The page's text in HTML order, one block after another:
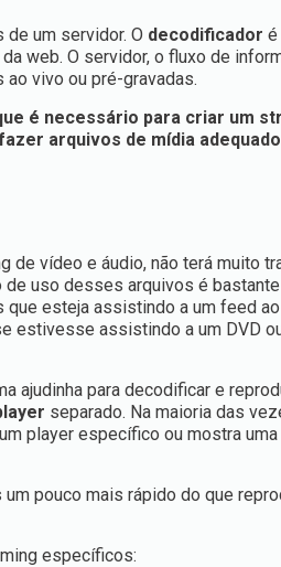
um servidor. O decodificador é
web. O servidor, o fluxo de
vivo ou pré-gravadas.
é necessário para criar um
arquivos de mídia
de vídeo e áudio, não terá muito
uso desses arquivos é
que esteja assistindo a um feed
estivesse assistindo a um DVD
ajudinha para decodificar e
separado. Na maioria das
player específico ou mostra
pouco mais rápido do que
específicos: